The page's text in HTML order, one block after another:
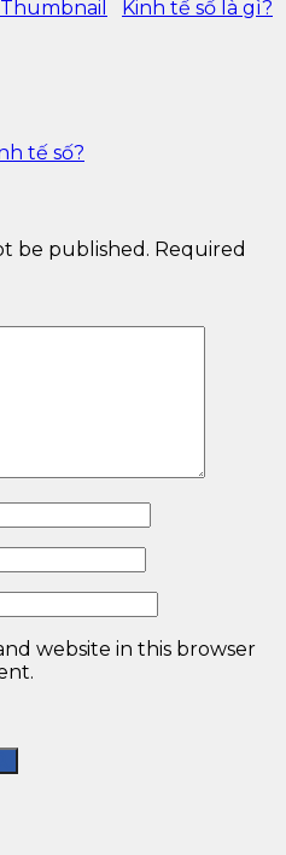
Kinh tế số là gì?
tế số?
be published. Required
website in this browser